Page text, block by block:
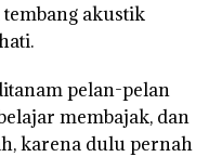
tembang akustik
pelan-pelan
membajak, dan
karena dulu pernah